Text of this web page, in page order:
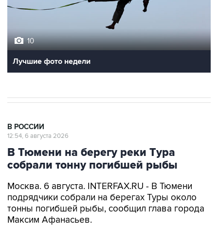
10
Лучшие фото недели
В РОССИИ
12:54, 6 августа 2026
В Тюмени на берегу реки Тура
собрали тонну погибшей рыбы
Москва. 6 августа. INTERFAX.RU - В Тюмени
подрядчики собрали на берегах Туры около
тонны погибшей рыбы, сообщил глава города
Максим Афанасьев.